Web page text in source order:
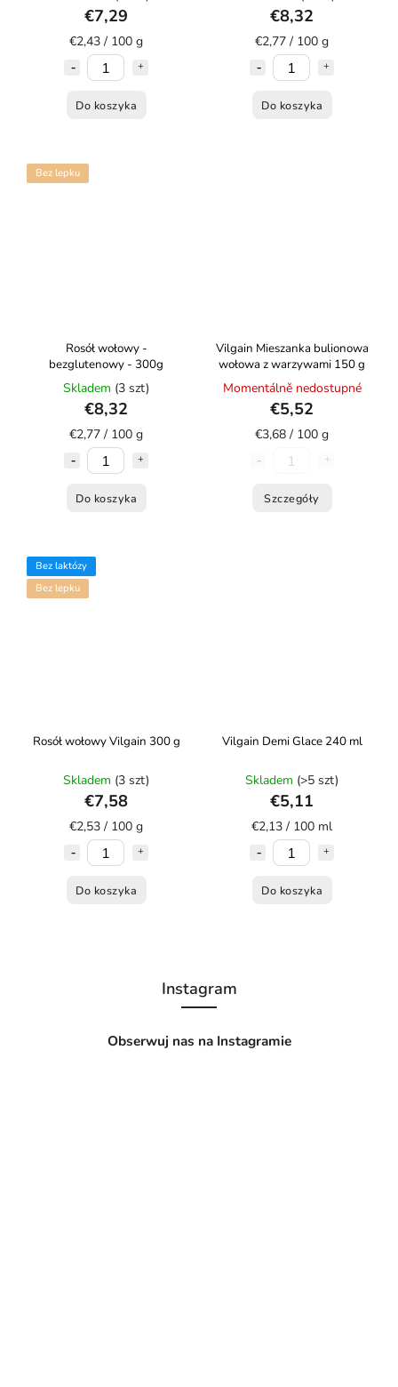
€7,29
€2,43 / 100 g
Do koszyka
€8,32
€2,77 / 100 g
Do koszyka
Bez lepku
Rosół wołowy -
bezglutenowy - 300g
Skladem (3 szt)
€8,32
€2,77 / 100 g
Do koszyka
Vilgain Mieszanka bulionowa
wołowa z warzywami 150 g
Momentálně nedostupné
€5,52
€3,68 / 100 g
Szczegóły
Bez laktózy
Bez lepku
Rosół wołowy Vilgain 300 g
Skladem (3 szt)
€7,58
€2,53 / 100 g
Do koszyka
Vilgain Demi Glace 240 ml
Skladem (>5 szt)
€5,11
€2,13 / 100 ml
Do koszyka
Instagram
Obserwuj nas na Instagramie